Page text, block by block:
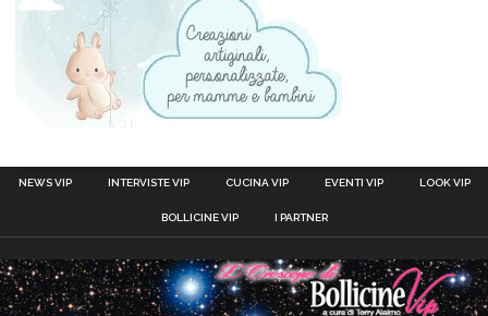
NEWS VIP INTERVISTE VIP CUCINA VIP EVENTI VIP LOOK VIP
BOLLICINE VIP I PARTNER